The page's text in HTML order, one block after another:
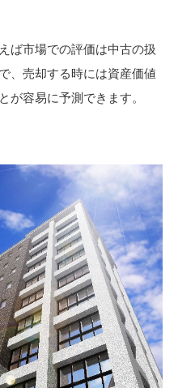
ば市場での評価は中古の扱
、売却する時には資産価値
が容易に予測できます。